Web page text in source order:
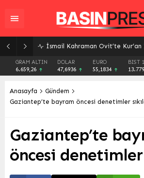
GRAM ALTIN
6.659,26
DOLAR
47,6936
EURO
55,1834
BIST
Anasayfa
Gündem
Gaziantep’te bayram öncesi denetimler
Gaziantep’te
öncesi denetimler